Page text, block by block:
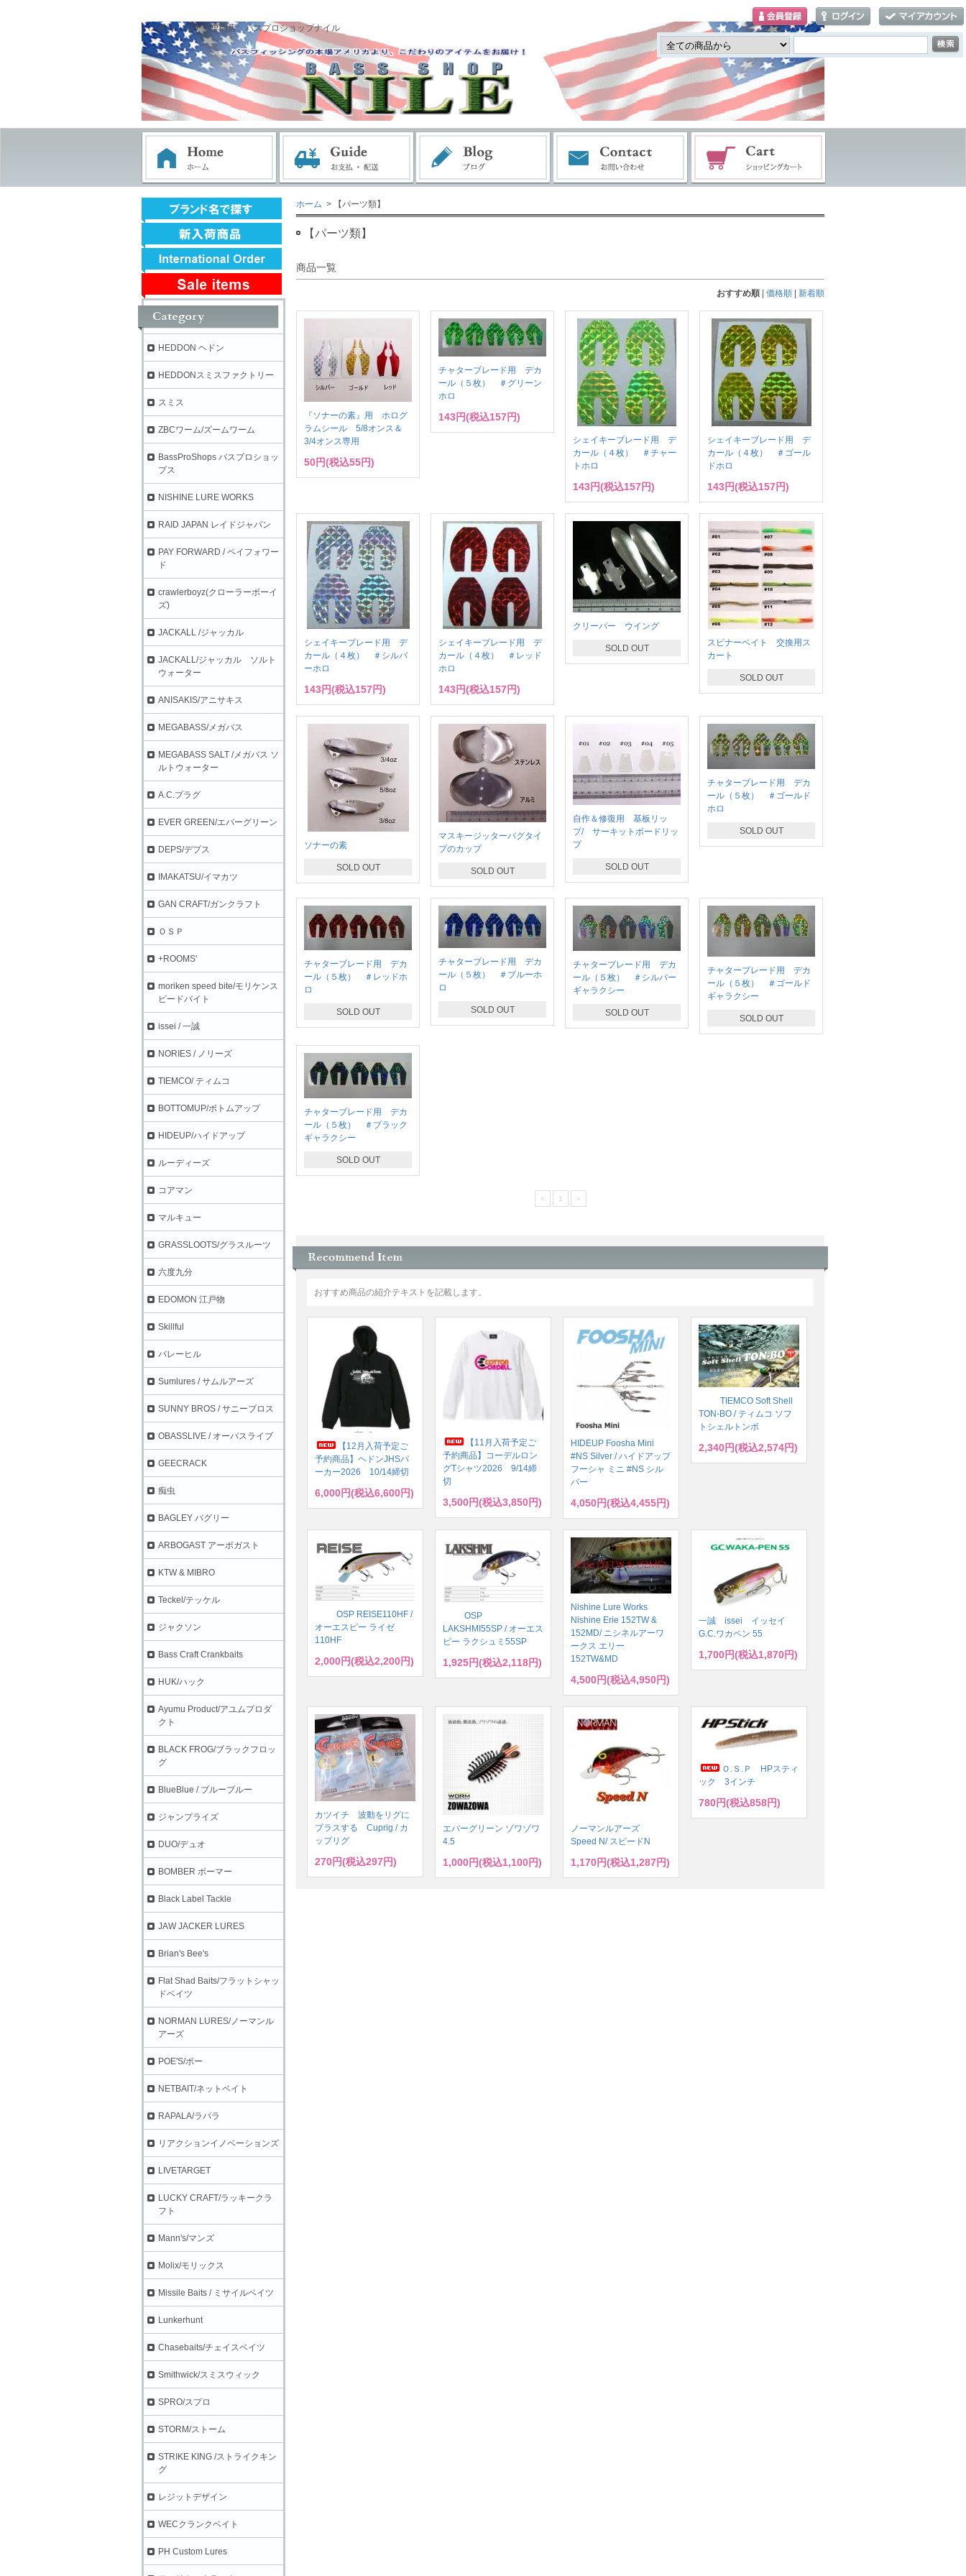
バス釣り・ルアー専門店 バスプロショップナイル
ホーム > 【パーツ類】
【パーツ類】
商品一覧
おすすめ順 価格順 新着順
『ソナーの素』用 ホログ
ラムシール 5/8オンス＆
3/4オンス専用
50円(税込55円)
チャターブレード用 デカ
ール（５枚） ＃グリーン
ホロ
143円(税込157円)
シェイキーブレード用 デ
カール（４枚） ＃チャー
トホロ
143円(税込157円)
シェイキーブレード用 デ
カール（４枚） ＃ゴール
ドホロ
143円(税込157円)
シェイキーブレード用 デ
カール（４枚） ＃シルバ
ーホロ
143円(税込157円)
シェイキーブレード用 デ
カール（４枚） ＃レッド
ホロ
143円(税込157円)
クリーパー ウイング
SOLD OUT
スピナーベイト 交換用ス
カート
SOLD OUT
ソナーの素
SOLD OUT
マスキージッターバグタイ
プのカップ
SOLD OUT
自作＆修復用 基板リッ
プ/ サーキットボードリッ
プ
SOLD OUT
チャターブレード用 デカ
ール（５枚） ＃ゴールド
ホロ
SOLD OUT
チャターブレード用 デカ
ール（５枚） ＃レッドホ
ロ
SOLD OUT
チャターブレード用 デカ
ール（５枚） ＃ブルーホ
ロ
SOLD OUT
チャターブレード用 デカ
ール（５枚） ＃シルバー
ギャラクシー
SOLD OUT
チャターブレード用 デカ
ール（５枚） ＃ゴールド
ギャラクシー
SOLD OUT
チャターブレード用 デカ
ール（５枚） ＃ブラック
ギャラクシー
SOLD OUT
< 1 >
おすすめ商品の紹介テキストを記載します。
【12月入荷予定ご
予約商品】ヘドンJHSパ
ーカー2026 10/14締切
6,000円(税込6,600円)
【11月入荷予定ご
予約商品】コーデルロン
グTシャツ2026 9/14締
切
3,500円(税込3,850円)
HIDEUP Foosha Mini
#NS Silver / ハイドアップ
フーシャ ミニ #NS シル
バー
4,050円(税込4,455円)
TIEMCO Soft Shell
TON-BO / ティムコ ソフ
トシェルトンボ
2,340円(税込2,574円)
OSP REISE110HF /
オーエスピー ライゼ
110HF
2,000円(税込2,200円)
OSP
LAKSHMI55SP / オーエス
ピー ラクシュミ55SP
1,925円(税込2,118円)
Nishine Lure Works
Nishine Erie 152TW &
152MD/ ニシネルアーワ
ークス エリー
152TW&MD
4,500円(税込4,950円)
一誠 issei イッセイ
G.C.ワカペン 55
1,700円(税込1,870円)
カツイチ 波動をリグに
プラスする Cuprig / カ
ップリグ
270円(税込297円)
エバーグリーン ゾワゾワ
4.5
1,000円(税込1,100円)
ノーマンルアーズ
Speed N/ スピードN
1,170円(税込1,287円)
Ｏ.Ｓ.Ｐ HPスティ
ック 3インチ
780円(税込858円)
HEDDON ヘドン
HEDDONスミスファクトリー
スミス
ZBCワーム/ズームワーム
BassProShops バスプロショッ
プス
NISHINE LURE WORKS
RAID JAPAN レイドジャパン
PAY FORWARD / ペイフォワー
ド
crawlerboyz(クローラーボーイ
ズ)
JACKALL /ジャッカル
JACKALL/ジャッカル ソルト
ウォーター
ANISAKIS/アニサキス
MEGABASS/メガバス
MEGABASS SALT /メガバス ソ
ルトウォーター
A.C.プラグ
EVER GREEN/エバーグリーン
DEPS/デプス
IMAKATSU/イマカツ
GAN CRAFT/ガンクラフト
ＯＳＰ
+ROOMS'
moriken speed bite/モリケンス
ピードバイト
issei / 一誠
NORIES / ノリーズ
TIEMCO/ ティムコ
BOTTOMUP/ボトムアップ
HIDEUP/ハイドアップ
ルーディーズ
コアマン
マルキュー
GRASSLOOTS/グラスルーツ
六度九分
EDOMON 江戸物
Skillful
バレーヒル
Sumlures / サムルアーズ
SUNNY BROS / サニーブロス
OBASSLIVE / オーバスライブ
GEECRACK
痴虫
BAGLEY バグリー
ARBOGAST アーボガスト
KTW & MIBRO
Teckel/テッケル
ジャクソン
Bass Craft Crankbaits
HUK/ハック
Ayumu Product/アユムプロダ
クト
BLACK FROG/ブラックフロッ
グ
BlueBlue / ブルーブルー
ジャンプライズ
DUO/デュオ
BOMBER ボーマー
Black Label Tackle
JAW JACKER LURES
Brian's Bee's
Flat Shad Baits/フラットシャッ
ドベイツ
NORMAN LURES/ノーマンル
アーズ
POE'S/ポー
NETBAIT/ネットベイト
RAPALA/ラパラ
リアクションイノベーションズ
LIVETARGET
LUCKY CRAFT/ラッキークラ
フト
Mann's/マンズ
Molix/モリックス
Missile Baits / ミサイルベイツ
Lunkerhunt
Chasebaits/チェイスベイツ
Smithwick/スミスウィック
SPRO/スプロ
STORM/ストーム
STRIKE KING /ストライクキン
グ
レジットデザイン
WECクランクベイト
PH Custom Lures